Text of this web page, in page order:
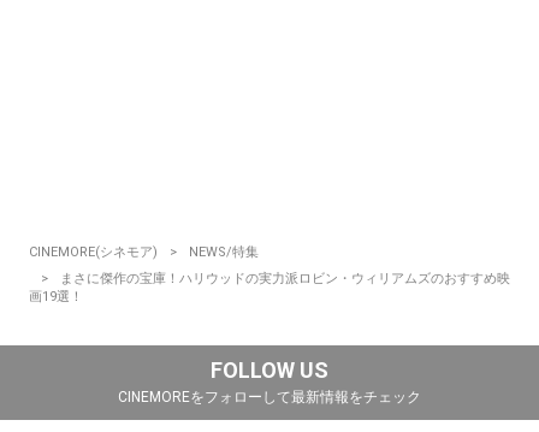
CINEMORE(シネモア)
NEWS/特集
まさに傑作の宝庫！ハリウッドの実力派ロビン・ウィリアムズのおすすめ映
画19選！
FOLLOW US
CINEMOREをフォローして最新情報をチェック